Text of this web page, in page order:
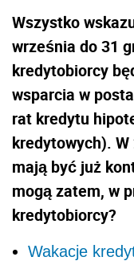
Wszystko
września do 31
kredytobiorcy
wsparcia w
rat kredytu
kredytowych).
mają być już
mogą zatem, w
kredytobiorcy?
Wakacje